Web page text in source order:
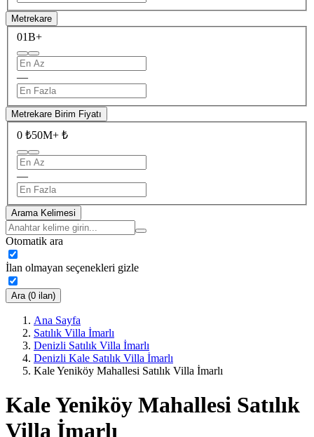
Metrekare
01B+
—
Metrekare Birim Fiyatı
0 ₺50M+ ₺
—
Arama Kelimesi
Otomatik ara
İlan olmayan seçenekleri gizle
Ara (0 ilan)
Ana Sayfa
Satılık Villa İmarlı
Denizli Satılık Villa İmarlı
Denizli Kale Satılık Villa İmarlı
Kale Yeniköy Mahallesi Satılık Villa İmarlı
Kale Yeniköy Mahallesi Satılık
Villa İmarlı